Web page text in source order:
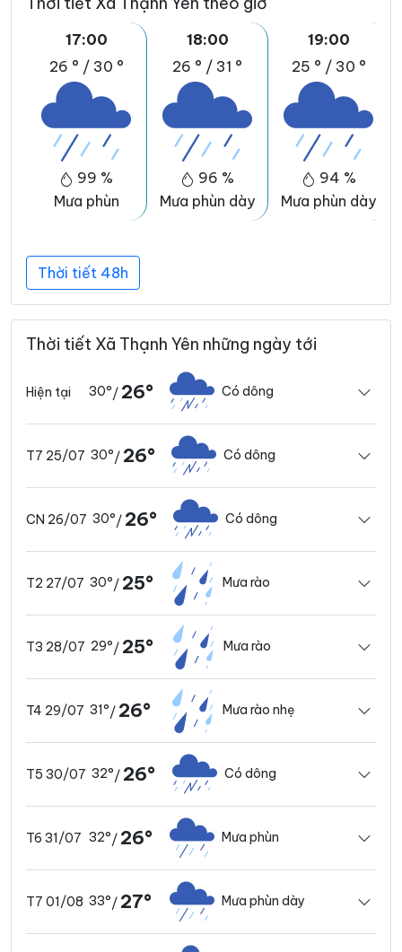
17:00
26 ° / 30 °
99 %
Mưa phùn
18:00
26 ° / 31 °
96 %
Mưa phùn dày
19:00
25 ° / 30 °
94 %
Mưa phùn dày
Thời tiết 48h
Thời tiết Xã Thạnh Yên những ngày tới
Hiện tại 30°/ 26° Có dông
T7 25/07 30°/ 26° Có dông
CN 26/07 30°/ 26° Có dông
T2 27/07 30°/ 25° Mưa rào
T3 28/07 29°/ 25° Mưa rào
T4 29/07 31°/ 26° Mưa rào nhẹ
T5 30/07 32°/ 26° Có dông
T6 31/07 32°/ 26° Mưa phùn
T7 01/08 33°/ 27° Mưa phùn dày